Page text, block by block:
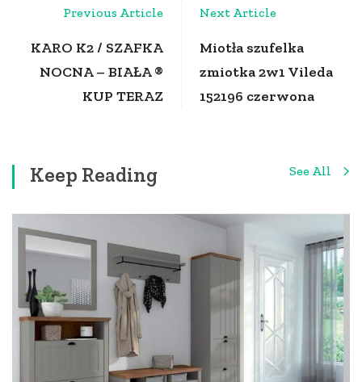
Previous Article
KARO K2 / SZAFKA
NOCNA – BIAŁA ®
KUP TERAZ
Next Article
Miotła szufelka
zmiotka 2w1 Vileda
152196 czerwona
Keep Reading See All